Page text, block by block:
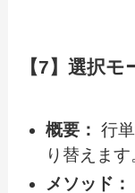
【7】選択
概要： 行
り替えます
メソッド：